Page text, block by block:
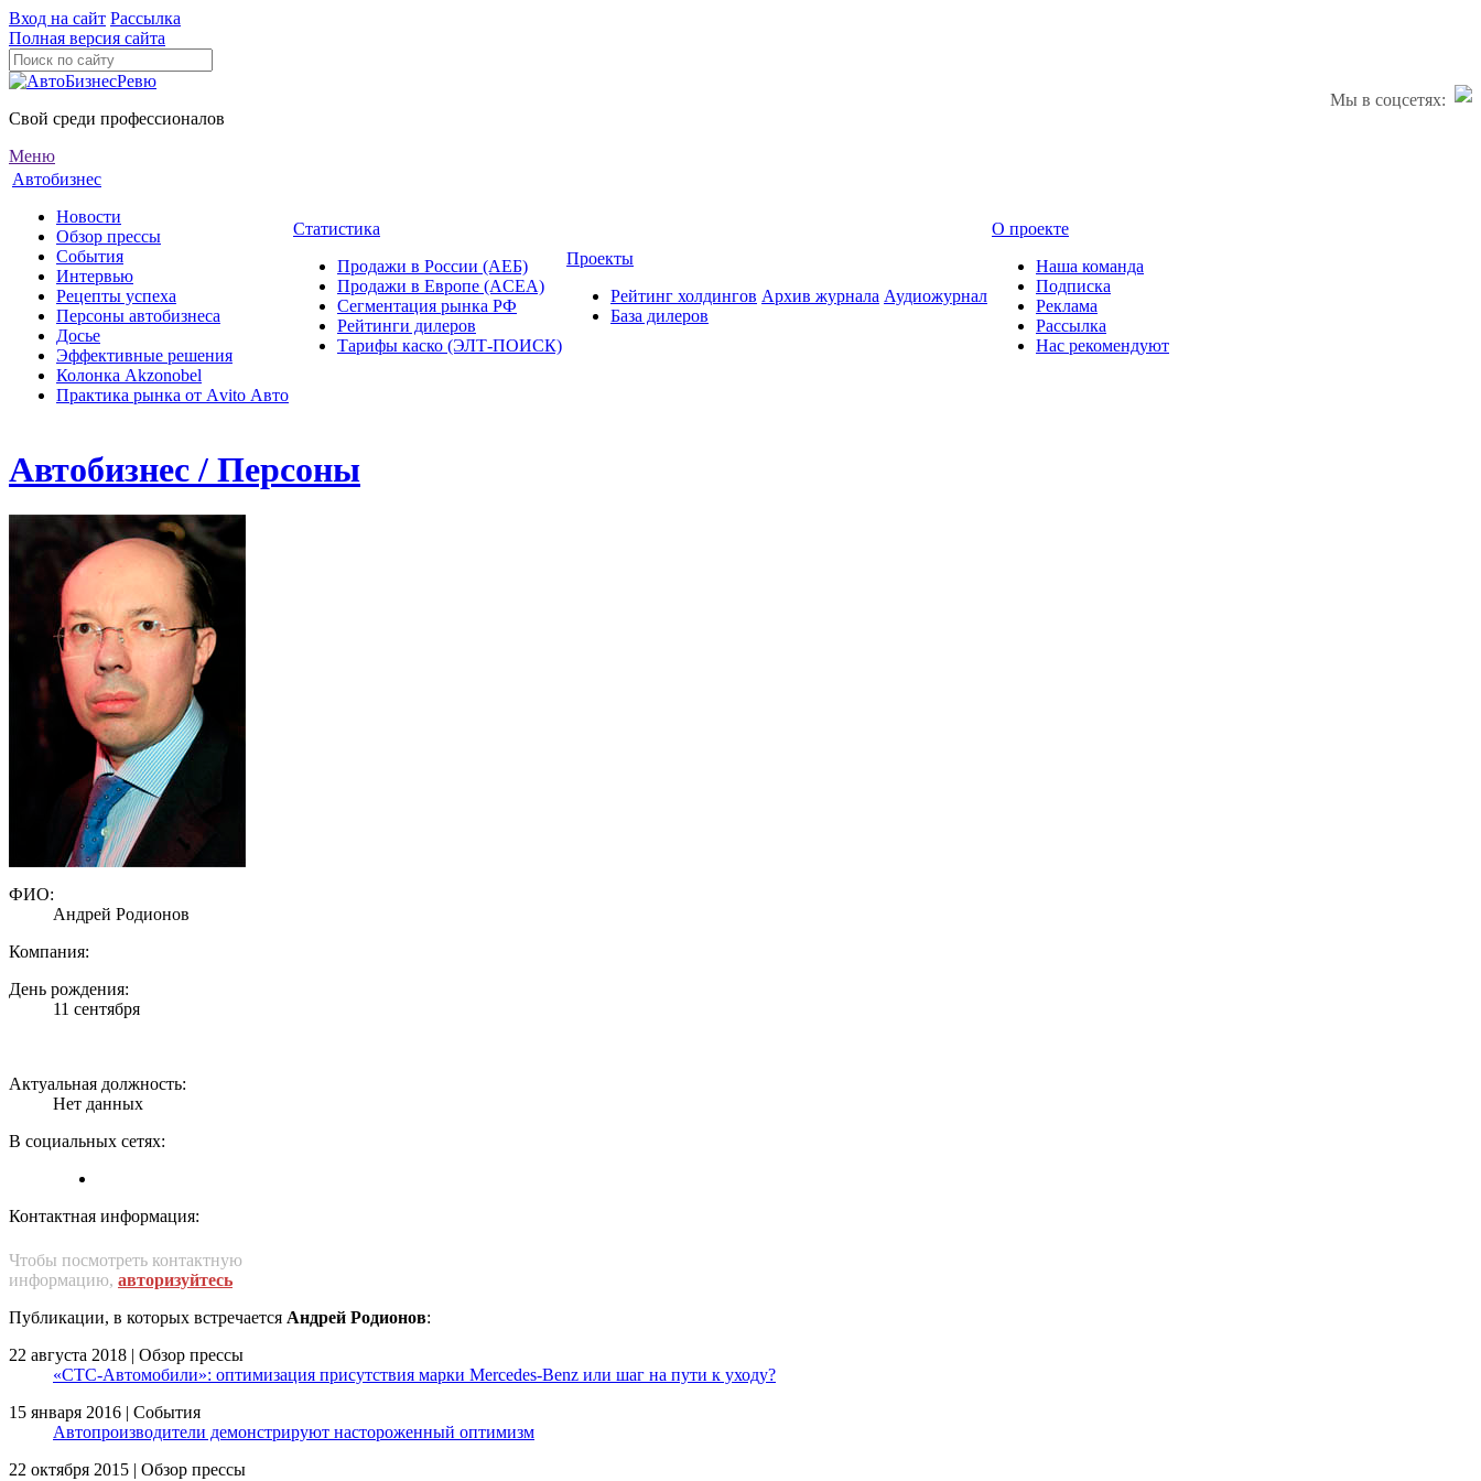
Вход на сайт Рассылка
Полная версия сайта
Мы в соцсетях:
Свой среди профессионалов
Меню
Автобизнес
Новости
Обзор прессы
События
Интервью
Рецепты успеха
Персоны автобизнеса
Досье
Эффективные решения
Колонка Akzonobel
Практика рынка от Аvito Авто
Статистика
Продажи в России (АЕБ)
Продажи в Европе (ACEA)
Сегментация рынка РФ
Рейтинги дилеров
Тарифы каско (ЭЛТ-ПОИСК)
Проекты
Рейтинг холдингов
База дилеров
Архив журнала Аудиожурнал
О проекте
Наша команда
Подписка
Реклама
Рассылка
Нас рекомендуют
Автобизнес / Персоны
ФИО:
Андрей Родионов
Компания:
День рождения:
11 сентября
Актуальная должность:
Нет данных
В социальных сетях:
Контактная информация:
Чтобы посмотреть контактную
информацию, авторизуйтесь
Публикации, в которых встречается Андрей Родионов:
22 августа 2018 | Обзор прессы
«СТС-Автомобили»: оптимизация присутствия марки Mercedes-Benz или шаг на пути к уходу?
15 января 2016 | События
Автопроизводители демонстрируют настороженный оптимизм
22 октября 2015 | Обзор прессы